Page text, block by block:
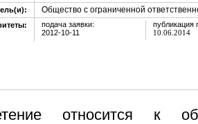
Общество с ограниченной
подача заявки:
2012-10-11
публикация
10.06.2014
относится к